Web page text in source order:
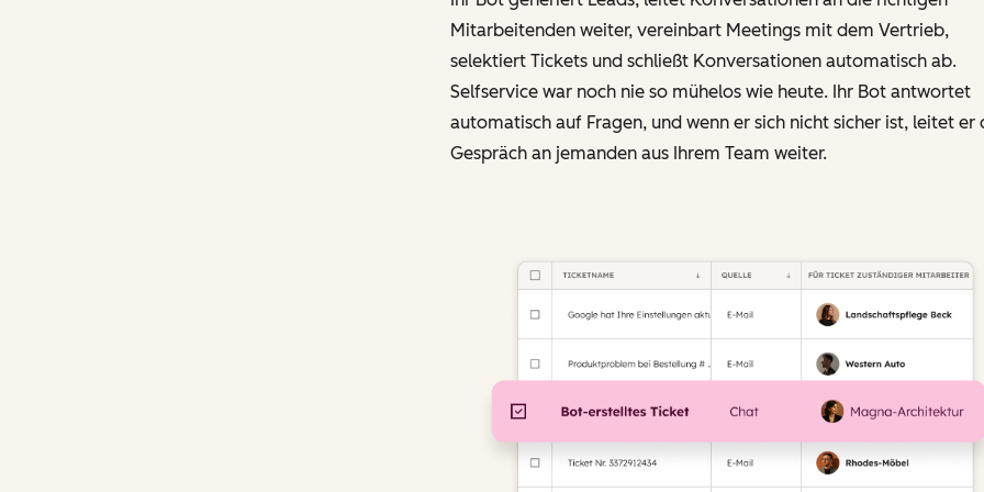
Mitarbeitenden weiter, vereinbart Meetings mit dem Vertrieb,
selektiert Tickets und schließt Konversationen automatisch ab.
Selfservice war noch nie so mühelos wie heute. Ihr Bot antwortet
automatisch auf Fragen, und wenn er sich nicht sicher ist, leitet er
Gespräch an jemanden aus Ihrem Team weiter.